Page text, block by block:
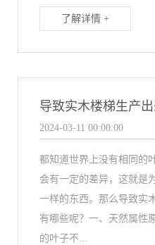
了解详情 +
2024-03-11 00:00:00
都知道世界上没有相同的
会有一定的差异，这就是
一样的东西。那么导致实
有哪些呢？一、天然属性
的叶子不...